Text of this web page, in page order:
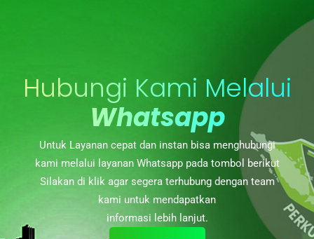
Hubungi Kami Melalui
Whatsapp
Untuk Layanan cepat dan instan bisa menghubungi
kami melalui layanan Whatsapp pada tombol berikut
Silakan di klik agar segera terhubung dengan team
kami untuk mendapatkan
informasi lebih lanjut.